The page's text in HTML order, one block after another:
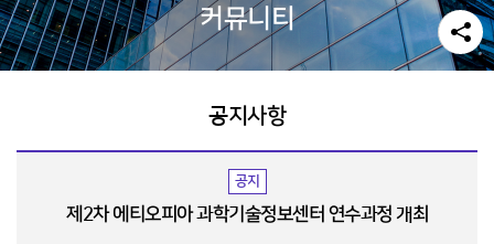
커뮤니티
공지사항
공지
제2차 에티오피아 과학기술정보센터 연수과정 개최